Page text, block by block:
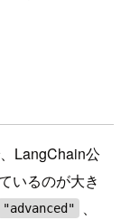
LangChain公
いるのが大き
"advanced" 、